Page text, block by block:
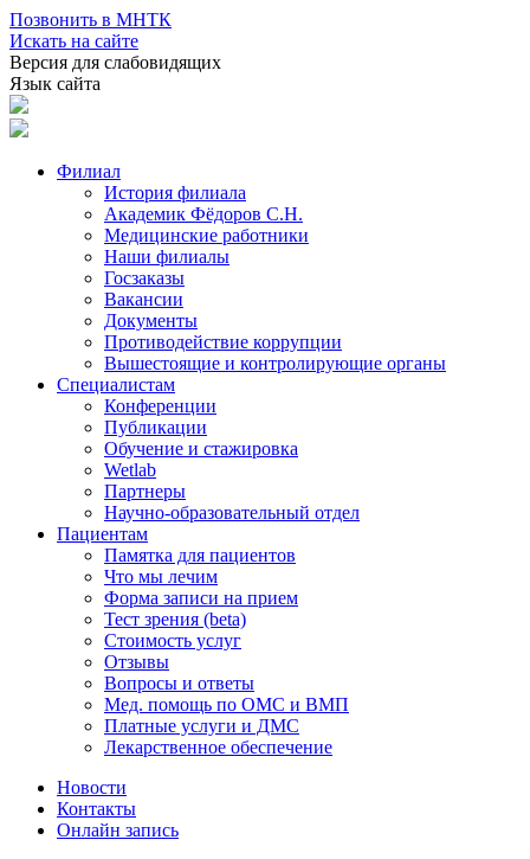
Позвонить в МНТК
Искать на сайте
Версия для слабовидящих
Язык сайта
Филиал
История филиала
Академик Фёдоров С.Н.
Медицинские работники
Наши филиалы
Госзаказы
Вакансии
Документы
Противодействие коррупции
Вышестоящие и контролирующие органы
Специалистам
Конференции
Публикации
Обучение и стажировка
Wetlab
Партнеры
Научно-образовательный отдел
Пациентам
Памятка для пациентов
Что мы лечим
Форма записи на прием
Тест зрения (beta)
Стоимость услуг
Отзывы
Вопросы и ответы
Мед. помощь по ОМС и ВМП
Платные услуги и ДМС
Лекарственное обеспечение
Новости
Контакты
Онлайн запись